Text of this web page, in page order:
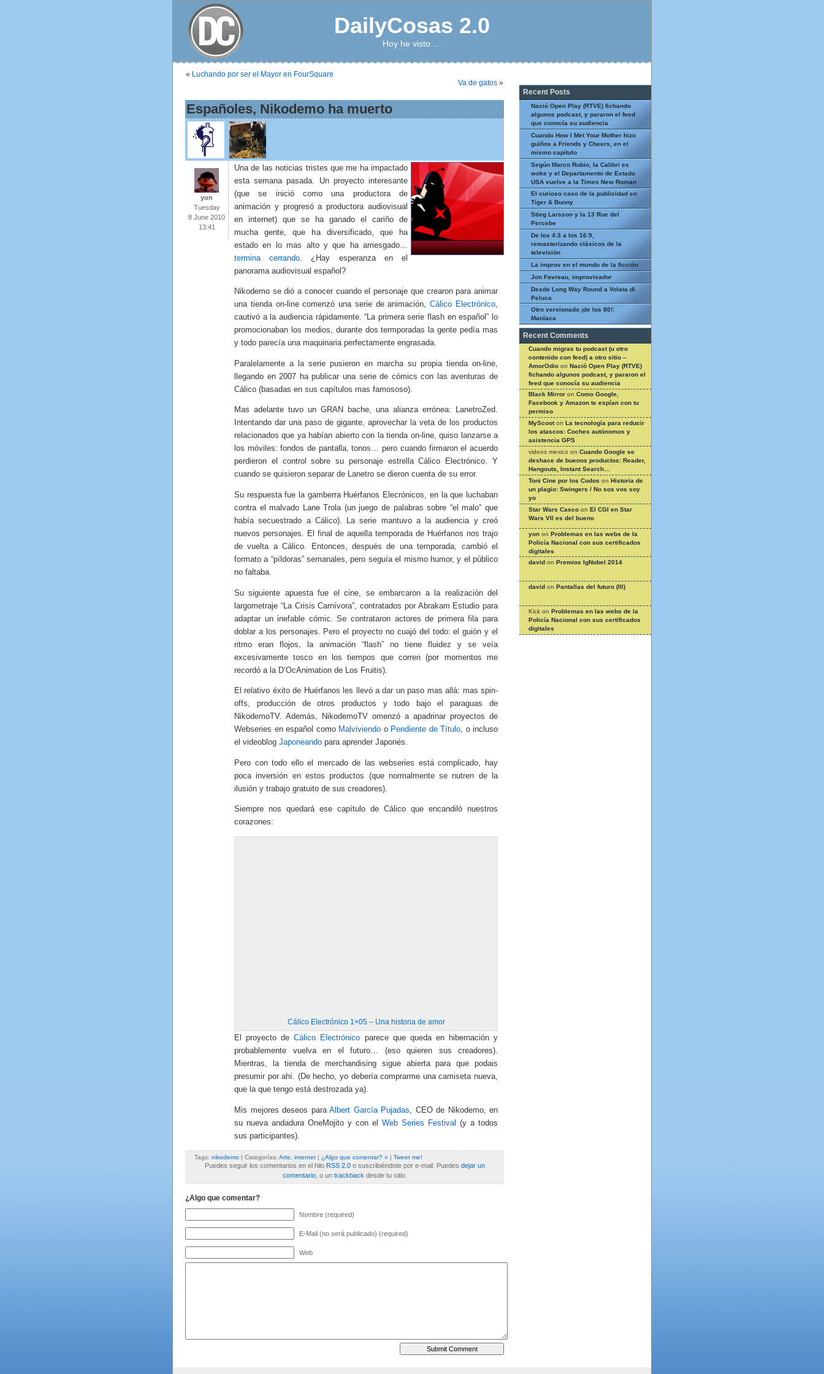
DailyCosas 2.0
Hoy he visto …
« Luchando por ser el Mayor en FourSquare
Va de gatos »
Españoles, Nikodemo ha muerto
yon
Tuesday
8 June 2010
13:41
Una de las noticias tristes que me ha impactado
esta semana pasada. Un proyecto interesante
(que se inició como una productora de
animación y progresó a productora audiovisual
en internet) que se ha ganado el cariño de
mucha gente, que ha diversificado, que ha
estado en lo mas alto y que ha arriesgado…
termina cerrando . ¿Hay esperanza en el
panorama audiovisual español?
Nikodemo se dió a conocer cuando el personaje que crearon para animar
una tienda on-line comenzó una serie de animación,Cálico Electrónico,
cautivó a la audiencia rápidamente. “La primera serie flash en español” lo
promocionaban los medios, durante dos termporadas la gente pedía mas
y todo parecía una maquinaria perfectamente engrasada.
Paralelamente a la serie pusieron en marcha su propia tienda on-line,
llegando en 2007 ha publicar una serie de cómics con las aventuras de
Cálico (basadas en sus capítulos mas famososo).
Mas adelante tuvo un GRAN bache, una alianza errónea: LanetroZed.
Intentando dar una paso de gigante, aprovechar la veta de los productos
relacionados que ya habían abierto con la tienda on-line, quiso lanzarse a
los móviles: fondos de pantalla, tonos… pero cuando firmaron el acuerdo
perdieron el control sobre su personaje estrella Cálico Electrónico. Y
cuando se quisieron separar de Lanetro se dieron cuenta de su error.
Su respuesta fue la gamberra Huérfanos Elecrónicos, en la que luchaban
contra el malvado Lane Trola (un juego de palabras sobre “el malo” que
había secuestrado a Cálico). La serie mantuvo a la audiencia y creó
nuevos personajes. El final de aquella temporada de Huérfanos nos trajo
de vuelta a Cálico. Entonces, después de una temporada, cambió el
formato a “píldoras” semanales, pero seguía el mismo humor, y el público
no faltaba.
Su siguiente apuesta fue el cine, se embarcaron a la realización del
largometraje “La Crisis Carnívora”, contratados por Abrakam Estudio para
adaptar un inefable cómic. Se contrataron actores de primera fila para
doblar a los personajes. Pero el proyecto no cuajó del todo: el guión y el
ritmo eran flojos, la animación “flash” no tiene fluidez y se veía
excesivamente tosco en los tiempos que corren (por momentos me
recordó a la D’OcAnimation de Los Fruitis).
El relativo éxito de Huérfanos les llevó a dar un paso mas allá: mas spin-
offs, producción de otros productos y todo bajo el paraguas de
NikodemoTV. Además, NikodemoTV omenzó a apadrinar proyectos de
Webseries en español como Malviviendo o Pendiente de Título, o incluso
el videoblog Japoneando para aprender Japonés.
Pero con todo ello el mercado de las webseries está complicado, hay
poca inversión en estos productos (que normalmente se nutren de la
ilusión y trabajo gratuito de sus creadores).
Siempre nos quedará ese capítulo de Cálico que encandiló nuestros
corazones:
Cálico Electrónico 1×05 – Una historia de amor
El proyecto deCálico Electrónico parece que queda en hibernación y
probablemente vuelva en el futuro… (eso quieren sus creadores).
Mientras, la tienda de merchandising sigue abierta para que podais
presumir por ahí. (De hecho, yo debería comprarme una camiseta nueva,
que la que tengo está destrozada ya).
Mis mejores deseos para Albert García Pujadas , CEO de Nikodemo, en
su nueva andadura OneMojito y con el Web Series Festival
(y a todos
sus participantes).
Tags: nikodemo | Categorías: Arte, internet | ¿Algo que comentar? » | Tweet me!
Puedes seguir los comentarios en el hilo RSS 2.0o suscribiéndote por e-mail. Puedes dejar un
comentario, o un trackback desde tu sitio.
¿Algo que comentar?
Nombre (required)
E-Mail (no será publicado) (required)
Web
Recent Posts
Nació Open Play (RTVE) fichando
algunos podcast, y pararon el feed
que conocía su audiencia
Cuando How I Met Your Mother hizo
guiños a Friends y Cheers, en el
mismo capítulo
Según Marco Rubio, la Calibri es
woke y el Departamento de Estado
USA vuelve a la Times New Roman
El curioso caso de la publicidad en
Tiger & Bunny
Stieg Larsson y la 13 Rue del
Percebe
De los 4:3 a los 16:9,
remasterizando clásicos de la
televisión
La improv en el mundo de la ficción
Jon Favreau, improvisador
Desde Long Way Round a Volata di
Peluca
Otro versionado ¡de los 80!:
Maníaca
Recent Comments
Cuando migras tu podcast (u otro
contenido con feed) a otro sitio –
AmorOdio on Nació Open Play (RTVE)
fichando algunos podcast, y pararon el
feed que conocía su audiencia
Black Mirror on Como Google,
Facebook y Amazon te espían con tu
permiso
MyScooton La tecnología para reducir
los atascos: Coches autónomos y
asistencia GPS
videos mexico on Cuando Google se
deshace de buenos productos: Reader,
Hangouts, Instant Search…
Toni Cine por los Codos on Historia de
un plagio: Swingers / No sos vos soy
yo
Star Wars Casco on El CGI en Star
Wars VII es del bueno
yon on Problemas en las webs de la
Policía Nacional con sus certificados
digitales
david on Premios IgNobel 2014
david on Pantallas del futuro (III)
Kick on Problemas en las webs de la
Policía Nacional con sus certificados
digitales